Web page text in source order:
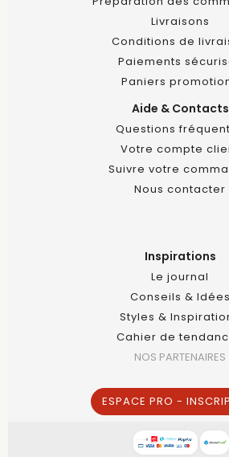
Livraisons
Conditions de
Paiements
Paniers
Aide & Contacts
Questions
Votre compte
Suivre votre
Nous contacter
Inspirations
Le journal
Conseils & Idées
Styles &
Cahier de
NOS PARTENAIRES
ESPACE PRO -